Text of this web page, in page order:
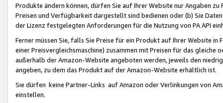
Produkte ändern können, dürfen Sie auf Ihrer Website nur Angaben
Preisen und Verfügbarkeit dargestellt sind bedienen oder (b) Sie
der Lizenz festgelegten Anforderungen für die Nutzung von PA API
Ferner müssen Sie, falls Sie Preise für ein Produkt auf Ihrer Website
einer Preisvergleichsmaschine) zusammen mit Preisen für das
außerhalb der Amazon-Website angeboten werden, jeweils den
angeben, zu dem das Produkt auf der Amazon-Website erhältlich ist.
Sie dürfen keine Partner-Links auf Amazon oder Verlinkungen von
einstellen.